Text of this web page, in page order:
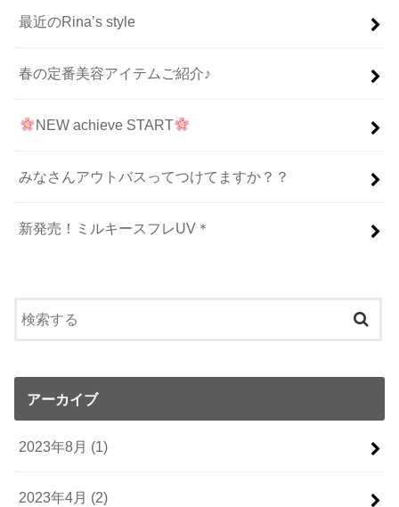
最近のRina’s style
春の定番美容アイテムご紹介♪
NEW achieve START
みなさんアウトバスってつけてますか？？
新発売！ミルキースフレUV＊
アーカイブ
2023年8月 (1)
2023年4月 (2)